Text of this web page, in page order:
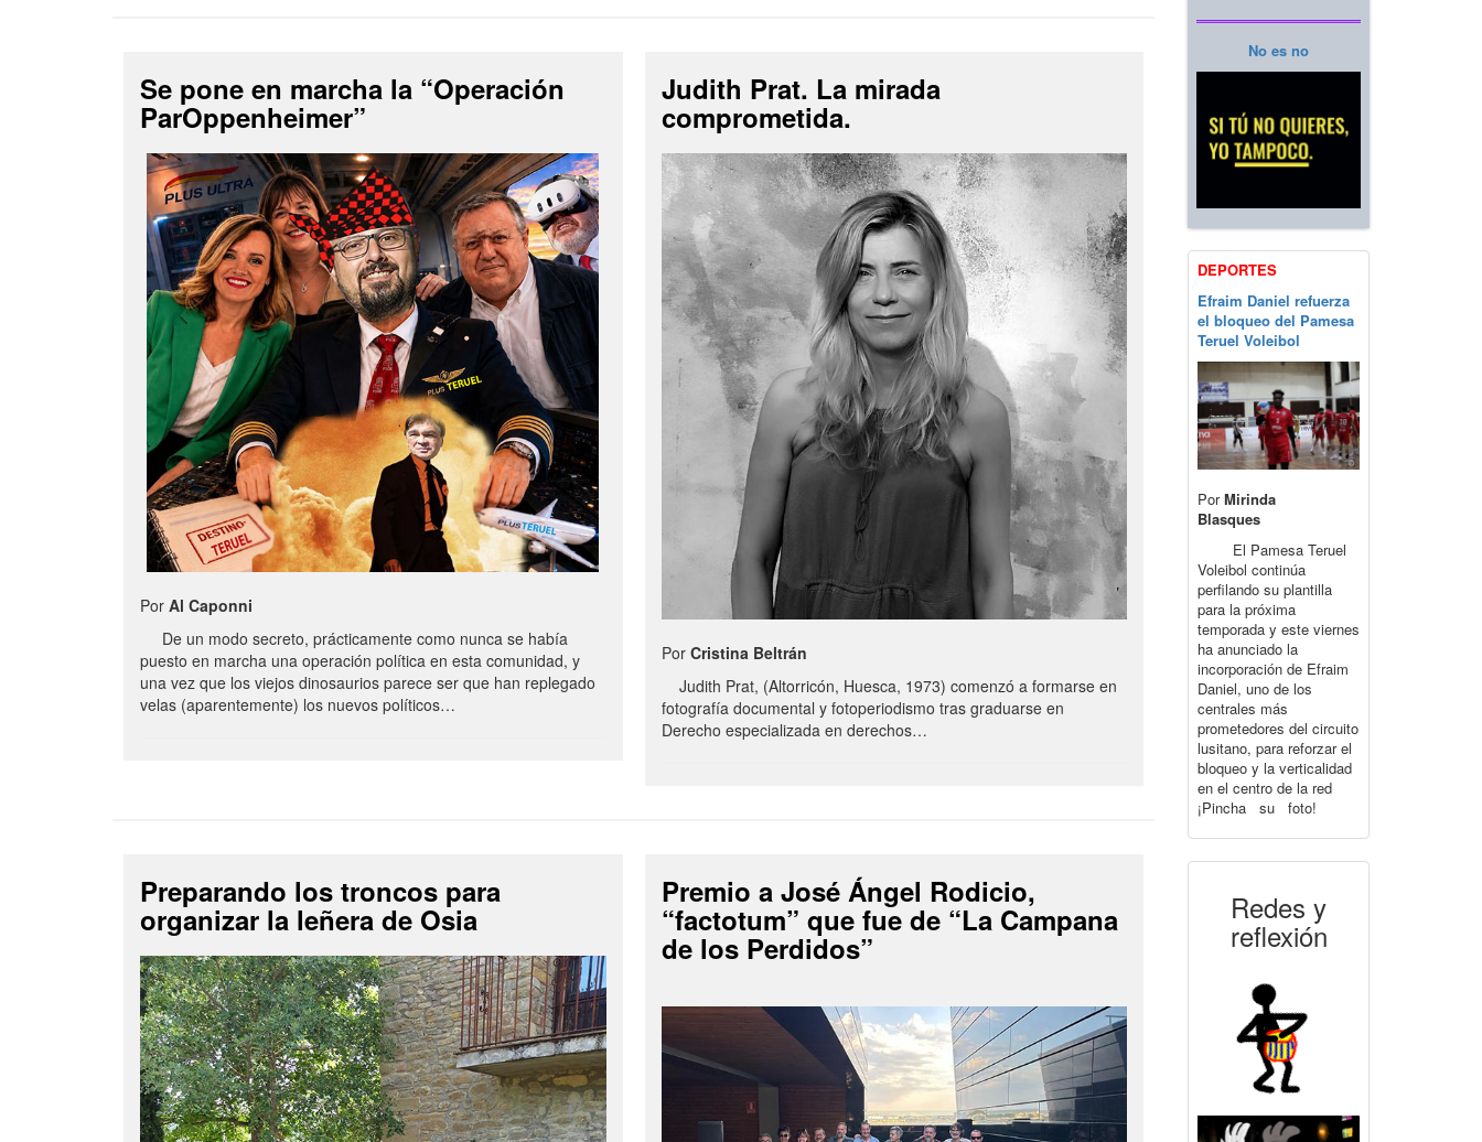
Se pone en marcha la “Operación
ParOppenheimer”
Por Al Caponni
De un modo secreto, prácticamente como nunca se había
puesto en marcha una operación política en esta comunidad, y
una vez que los viejos dinosaurios parece ser que han replegado
velas (aparentemente) los nuevos políticos…
Judith Prat. La mirada
comprometida.
PorCristina Beltrán
Judith Prat, (Altorricón, Huesca, 1973) comenzó a formarse en
fotografía documental y fotoperiodismo tras graduarse en
Derecho especializada en derechos…
Preparando los troncos para
organizar la leñera de Osia
Premio a José Ángel Rodicio,
“factotum” que fue de “La Campana
de los Perdidos”
No es no
DEPORTES
Efraim Daniel refuerza
el bloqueo del Pamesa
Teruel Voleibol
PorMirinda
Blasques
El Pamesa Teruel
Voleibol continúa
perfilando su plantilla
para la próxima
temporada y este viernes
ha anunciado la
incorporación de Efraim
Daniel, uno de los
centrales más
prometedores del circuito
lusitano, para reforzar el
bloqueo y la verticalidad
en el centro de la red
¡Pincha su foto!
Redes y
reflexión